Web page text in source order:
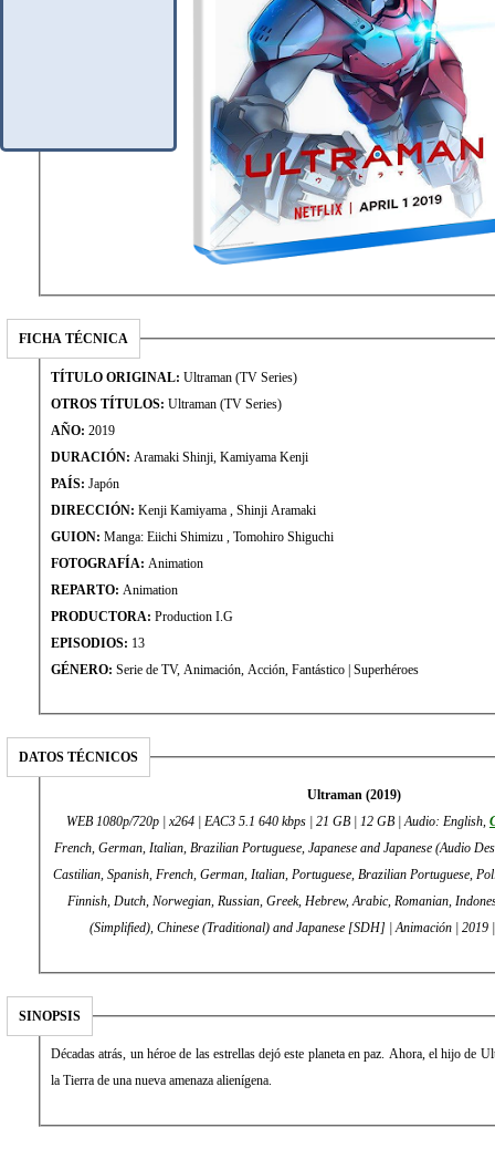
FICHA TÉCNICA
TÍTULO ORIGINAL: Ultraman (TV Series)
OTROS TÍTULOS: Ultraman (TV Series)
AÑO: 2019
DURACIÓN: Aramaki Shinji, Kamiyama Kenji
PAÍS: Japón
DIRECCIÓN:
Kenji Kamiyama , Shinji Aramaki
GUION:
Manga: Eiichi Shimizu , Tomohiro Shiguchi
FOTOGRAFÍA: Animation
REPARTO: Animation
PRODUCTORA: Production I.G
EPISODIOS: 13
GÉNERO:
Serie de TV, Animación, Acción, Fantástico | Superhéroes
DATOS TÉCNICOS
Ultraman (2019)
WEB 1080p/720p | x264 | EAC3 5.1 640 kbps | 21 GB | 12 GB | Audio: English,
French, German, Italian, Brazilian Portuguese, Japanese and Japanese (Audio
Castilian, Spanish, French, German, Italian, Portuguese, Brazilian Portuguese,
Finnish, Dutch, Norwegian, Russian, Greek, Hebrew, Arabic, Romanian,
(Simplified), Chinese (Traditional) and Japanese [SDH] | Animación | 2019
SINOPSIS
Décadas atrás, un héroe de las estrellas dejó este planeta en paz. Ahora, el hijo de
la Tierra de una nueva amenaza alienígena.